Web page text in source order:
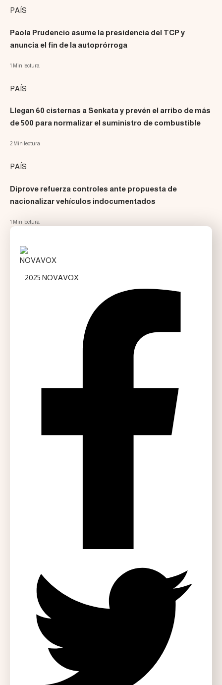
PAÍS
Paola Prudencio asume la presidencia del TCP y
anuncia el fin de la autoprórroga
1 Min lectura
PAÍS
Llegan 60 cisternas a Senkata y prevén el arribo de más
de 500 para normalizar el suministro de combustible
2 Min lectura
PAÍS
Diprove refuerza controles ante propuesta de
nacionalizar vehículos indocumentados
1 Min lectura
2025 NOVAVOX